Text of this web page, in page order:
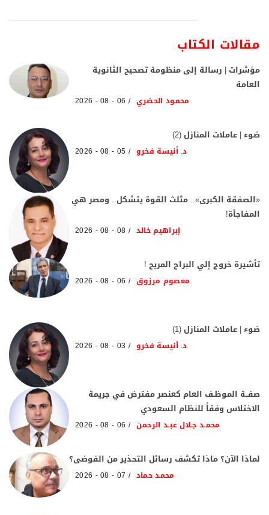
مقالات الكتاب
مؤشرات | رسالة إلى منظومة تصحيح الثانوية
العامة
محمود الحضري 06 - 08 - 2026
ضوء | عاملات المنازل (2)
د. أنيسة فخرو 05 - 08 - 2026
«الصفقة الكبرى».. مثلث القوة يتشكل.. ومصر هي
المفاجأة!
إبراهيم خالد 08 - 08 - 2026
تأشيرة خروج إلي البراح المريح !
معصوم مرزوق 06 - 08 - 2026
ضوء | عاملات المنازل (1)
د. أنيسة فخرو 03 - 08 - 2026
صفــة الموظـف العام كعنصر مفترض في جريمة
الاختلاس وفقاً للنظام السعودي
محمـد جـلال عبـد الرحمن 06 - 08 - 2026
لماذا الآن؟ ماذا تكشف رسائل التحذير من الفوضى؟
محمد حماد 07 - 08 - 2026